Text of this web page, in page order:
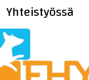
Yhteistyössä